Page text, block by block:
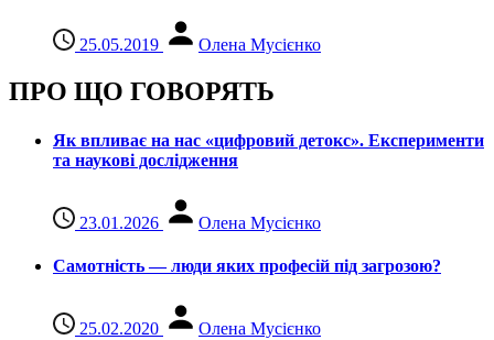
25.05.2019 Олена Мусієнко
ПРО ЩО ГОВОРЯТЬ
Як впливає на нас «цифровий детокс». Експерименти
та наукові дослідження
23.01.2026 Олена Мусієнко
Самотність — люди яких професій під загрозою?
25.02.2020 Олена Мусієнко